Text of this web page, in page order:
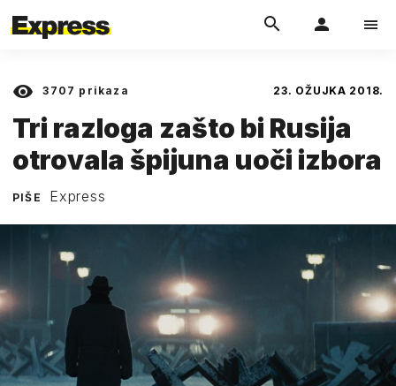
3707 prikaza 23. OŽUJKA 2018.
Tri razloga zašto bi Rusija
otrovala špijuna uoči izbora
PIŠE Express